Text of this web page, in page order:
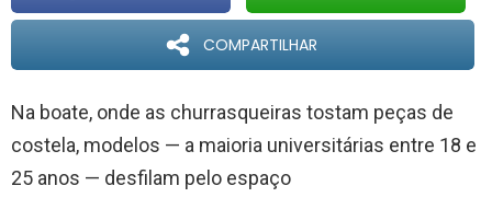
COMPARTILHAR
Na boate, onde as churrasqueiras tostam peças de
costela, modelos — a maioria universitárias entre 18 e
25 anos — desfilam pelo espaço